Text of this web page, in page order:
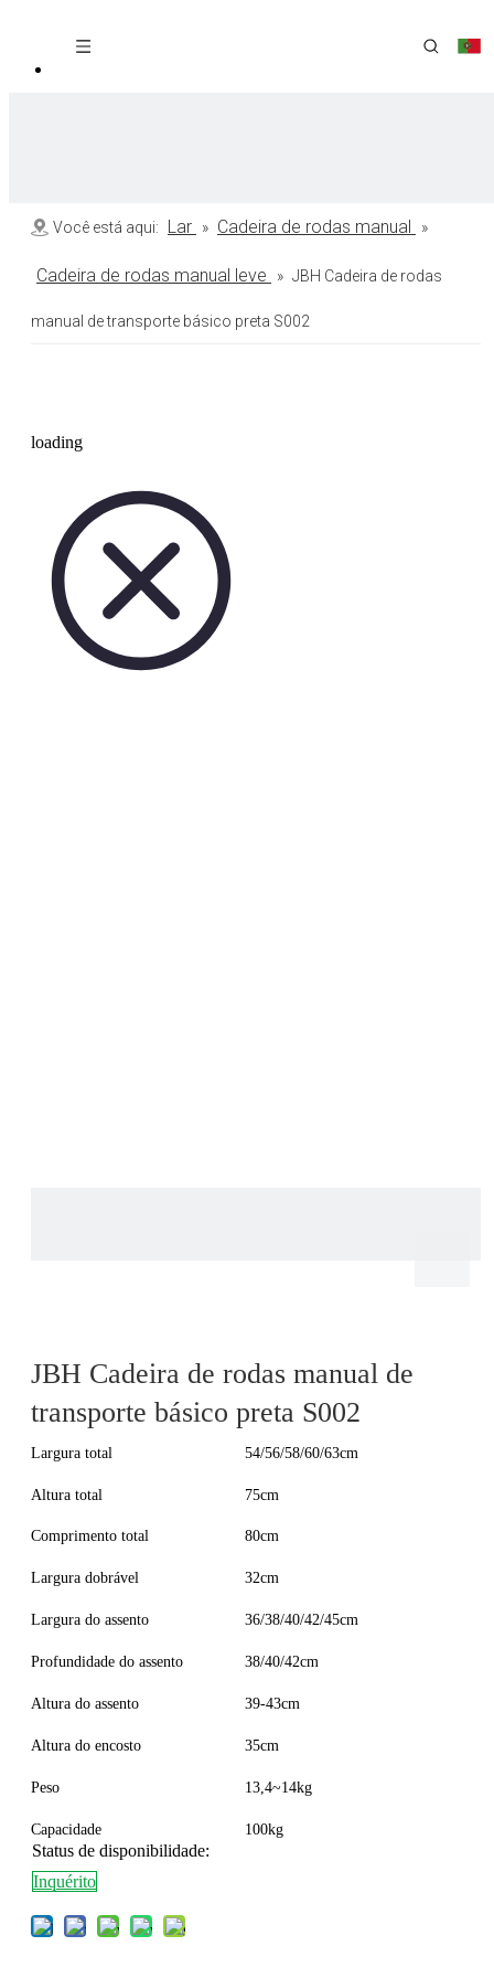
Você está aqui: Lar » Cadeira de rodas manual »
Cadeira de rodas manual leve » JBH Cadeira de rodas
manual de transporte básico preta S002
loading
JBH Cadeira de rodas manual de
transporte básico preta S002
Largura total 54/56/58/60/63cm
Altura total 75cm
Comprimento total 80cm
Largura dobrável 32cm
Largura do assento 36/38/40/42/45cm
Profundidade do assento 38/40/42cm
Altura do assento 39-43cm
Altura do encosto 35cm
Peso 13,4~14kg
Capacidade 100kg
Status de disponibilidade:
Inquérito